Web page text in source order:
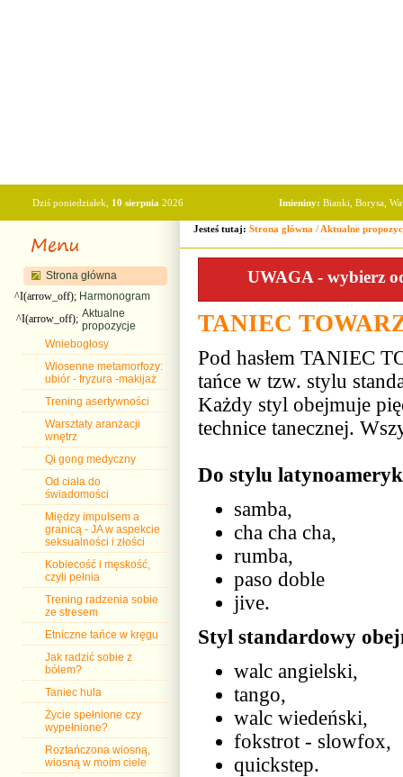
Dziś poniedziałek, 10 sierpnia 2026 Imieniny: Bianki, Borysa,
Strona główna
^I(arrow_off); Harmonogram
^I(arrow_off); Aktualne
propozycje
Wniebogłosy
Wiosenne metamorfozy:
ubiór - fryzura -makijaż
Trening asertywności
Warsztaty aranżacji
wnętrz
Qi gong medyczny
Od ciała do
świadomości
Między impulsem a
granicą - JA w aspekcie
seksualności i złości
Kobiecość i męskość,
czyli pełnia
Trening radzenia sobie
ze stresem
Etniczne tańce w kręgu
Jak radzić sobie z
bólem?
Taniec hula
Życie spełnione czy
wypełnione?
Roztańczona wiosną,
wiosną w moim ciele
Jesteś tutaj: Strona główna / Aktualne
UWAGA - wybierz
TANIEC
Pod hasłem TANIEC
tańce w tzw. stylu
Każdy styl obejmuje
technice tanecznej.
Do stylu
samba,
cha cha cha,
rumba,
paso doble
jive.
Styl standardowy
walc angielski,
tango,
walc wiedeński,
fokstrot - slowfox,
quickstep.